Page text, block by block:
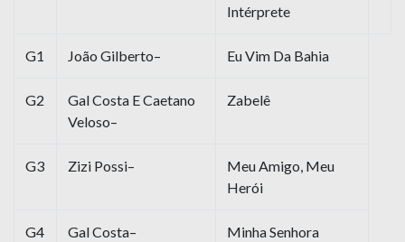
Intérprete
G1 João Gilberto– Eu Vim Da Bahia
G2
Gal Costa E Caetano
Veloso–
Zabelê
G3 Zizi Possi–
Meu Amigo, Meu
Herói
G4 Gal Costa– Minha Senhora